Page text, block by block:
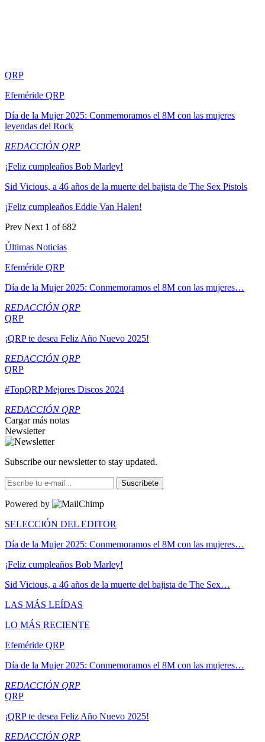
QRP
Efeméride QRP
Día de la Mujer 2025: Conmemoramos el 8M con las mujeres
leyendas del Rock
REDACCIÓN QRP
¡Feliz cumpleaños Bob Marley!
Sid Vicious, a 46 años de la muerte del bajista de The Sex Pistols
¡Feliz cumpleaños Eddie Van Halen!
Prev Next 1 of 682
Últimas Noticias
Efeméride QRP
Día de la Mujer 2025: Conmemoramos el 8M con las mujeres…
REDACCIÓN QRP
QRP
¡QRP te desea Feliz Año Nuevo 2025!
REDACCIÓN QRP
QRP
#TopQRP Mejores Discos 2024
REDACCIÓN QRP
Cargar más notas
Newsletter
Subscribe our newsletter to stay updated.
Suscríbete
Powered by
SELECCIÓN DEL EDITOR
Día de la Mujer 2025: Conmemoramos el 8M con las mujeres…
¡Feliz cumpleaños Bob Marley!
Sid Vicious, a 46 años de la muerte del bajista de The Sex…
LAS MÁS LEÍDAS
LO MÁS RECIENTE
Efeméride QRP
Día de la Mujer 2025: Conmemoramos el 8M con las mujeres…
REDACCIÓN QRP
QRP
¡QRP te desea Feliz Año Nuevo 2025!
REDACCIÓN QRP